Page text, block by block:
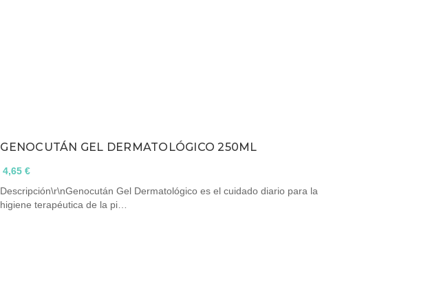
GENOCUTÁN GEL DERMATOLÓGICO 250ML
4,65 €
Descripción\r\nGenocután Gel Dermatológico es el cuidado diario para la
higiene terapéutica de la pi…